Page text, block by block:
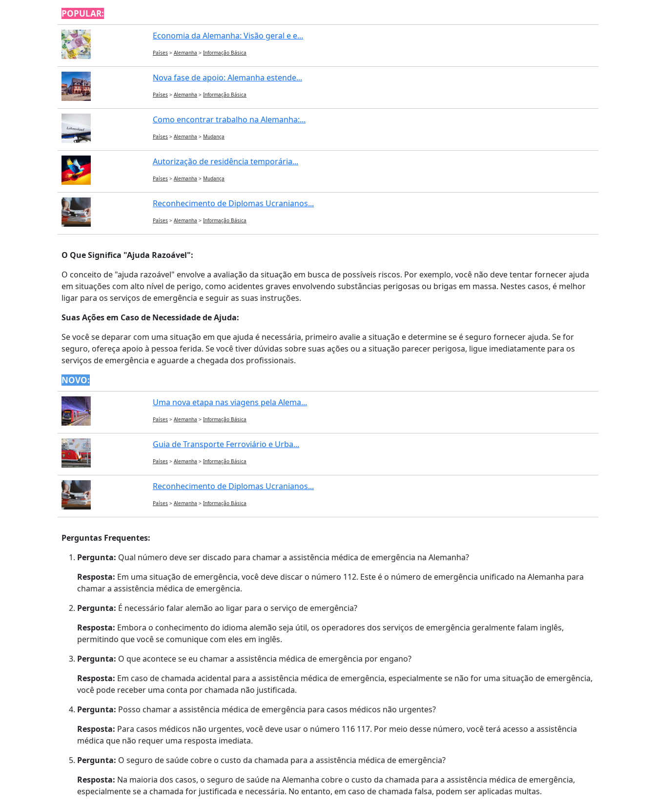
POPULAR:
Economia da Alemanha: Visão geral e e...
Países > Alemanha > Informação Básica
Nova fase de apoio: Alemanha estende...
Países > Alemanha > Informação Básica
Como encontrar trabalho na Alemanha:...
Países > Alemanha > Mudança
Autorização de residência temporária...
Países > Alemanha > Mudança
Reconhecimento de Diplomas Ucranianos...
Países > Alemanha > Informação Básica
O Que Significa "Ajuda Razoável":
O conceito de "ajuda razoável" envolve a avaliação da situação em busca de possíveis riscos. Por exemplo, você não deve tentar fornecer ajuda
em situações com alto nível de perigo, como acidentes graves envolvendo substâncias perigosas ou brigas em massa. Nestes casos, é melhor
ligar para os serviços de emergência e seguir as suas instruções.
Suas Ações em Caso de Necessidade de Ajuda:
Se você se deparar com uma situação em que ajuda é necessária, primeiro avalie a situação e determine se é seguro fornecer ajuda. Se for
seguro, ofereça apoio à pessoa ferida. Se você tiver dúvidas sobre suas ações ou a situação parecer perigosa, ligue imediatamente para os
serviços de emergência e aguarde a chegada dos profissionais.
NOVO:
Uma nova etapa nas viagens pela Alema...
Países > Alemanha > Informação Básica
Guia de Transporte Ferroviário e Urba...
Países > Alemanha > Informação Básica
Reconhecimento de Diplomas Ucranianos...
Países > Alemanha > Informação Básica
Perguntas Frequentes:
Pergunta: Qual número deve ser discado para chamar a assistência médica de emergência na Alemanha?
Resposta: Em uma situação de emergência, você deve discar o número 112. Este é o número de emergência unificado na Alemanha para
chamar a assistência médica de emergência.
Pergunta: É necessário falar alemão ao ligar para o serviço de emergência?
Resposta: Embora o conhecimento do idioma alemão seja útil, os operadores dos serviços de emergência geralmente falam inglês,
permitindo que você se comunique com eles em inglês.
Pergunta: O que acontece se eu chamar a assistência médica de emergência por engano?
Resposta: Em caso de chamada acidental para a assistência médica de emergência, especialmente se não for uma situação de emergência,
você pode receber uma conta por chamada não justificada.
Pergunta: Posso chamar a assistência médica de emergência para casos médicos não urgentes?
Resposta: Para casos médicos não urgentes, você deve usar o número 116 117. Por meio desse número, você terá acesso a assistência
médica que não requer uma resposta imediata.
Pergunta: O seguro de saúde cobre o custo da chamada para a assistência médica de emergência?
Resposta: Na maioria dos casos, o seguro de saúde na Alemanha cobre o custo da chamada para a assistência médica de emergência,
especialmente se a chamada for justificada e necessária. No entanto, em caso de chamada falsa, podem ser aplicadas multas.